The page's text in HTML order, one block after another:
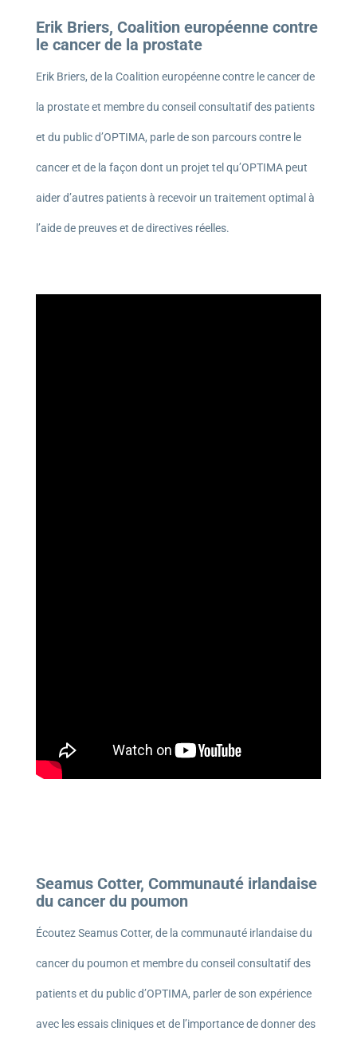
Erik Briers, Coalition européenne contre
le cancer de la prostate
Erik Briers, de la Coalition européenne contre le cancer de
la prostate et membre du conseil consultatif des patients
et du public d’OPTIMA, parle de son parcours contre le
cancer et de la façon dont un projet tel qu’OPTIMA peut
aider d’autres patients à recevoir un traitement optimal à
l’aide de preuves et de directives réelles.
Seamus Cotter, Communauté irlandaise
du cancer du poumon
Écoutez Seamus Cotter, de la communauté irlandaise du
cancer du poumon et membre du conseil consultatif des
patients et du public d’OPTIMA, parler de son expérience
avec les essais cliniques et de l’importance de donner des